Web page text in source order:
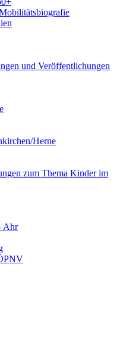
und Veröffentlichungen
Herne
zum Thema Kinder im
Ahr